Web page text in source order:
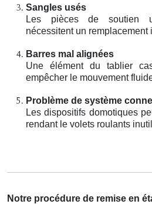
Sangles usés
Les pièces de soutien
nécessitent un remplacement
Barres mal alignées
Une élément du tablier
empêcher le mouvement
Problème de système
Les dispositifs domotiques
rendant le volets roulants
Notre procédure de remise en